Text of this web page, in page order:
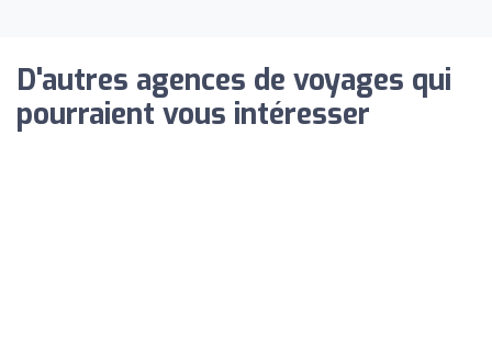
D'autres agences de voyages qui
pourraient vous intéresser